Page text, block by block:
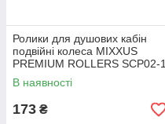
Ролики для душових кабін
подвійні колеса MIXXUS
PREMIUM ROLLERS SCP02-1
CHROME нижні (23mm для
DIVERSE SC01,SC02,SD01)
В наявності
173 ₴